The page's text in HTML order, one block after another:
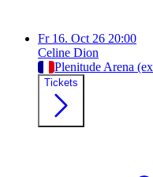
Fr 16. Oct 26 20:00
Celine Dion
Plenitude Arena
Tickets